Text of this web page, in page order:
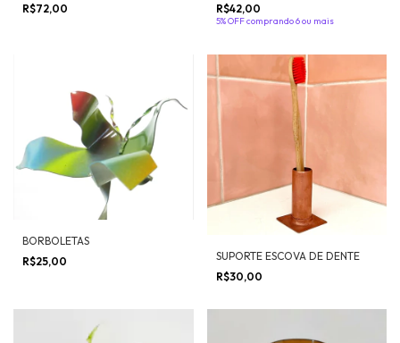
R$72,00
R$42,00
5% OFFcomprando 6 ou mais
BORBOLETAS
R$25,00
SUPORTE ESCOVA DE DENTE
R$30,00